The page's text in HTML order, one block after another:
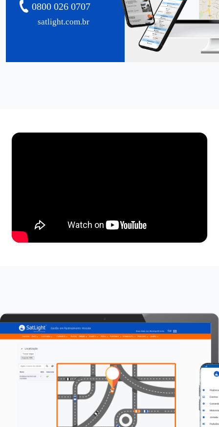
satlight.com.br
0800 026 0707